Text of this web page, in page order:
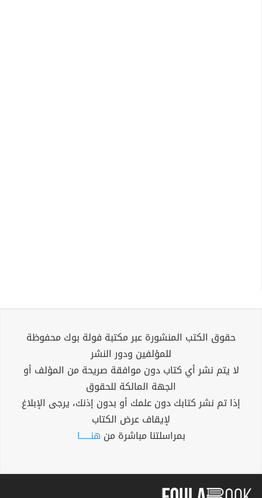
حقوق الكتب المنشورة عبر مكتبة فولة بوك محفوظة
للمؤلفين ودور النشر
لا يتم نشر أي كتاب دون موافقة صريحة من المؤلف أو
الجهة المالكة للحقوق
إذا تم نشر كتابك دون علمك أو بدون إذنك، يرجى الإبلاغ
لإيقاف عرض الكتاب
بمراسلتنا مباشرة من هنــــــا